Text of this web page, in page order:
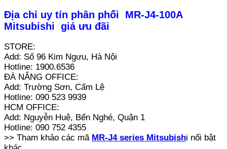
Địa chỉ uy tín phân phối MR-J4-100A
Mitsubishi giá ưu đãi
STORE:
Add: Số 96 Kim Ngưu, Hà Nội
Hotline: 1900.6536
ĐÀ NẴNG OFFICE:
Add: Trường Sơn, Cẩm Lệ
Hotline: 090 523 9939
HCM OFFICE:
Add: Nguyễn Huệ, Bến Nghé, Quận 1
Hotline: 090 752 4355
>> Tham khảo các mã MR-J4 series Mitsubishi nổi bật